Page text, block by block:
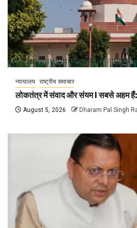
न्यायालय राष्ट्रीय समाचार
लोकतंत्र में संवाद और संयम l सबसे अहम हैं:
August 5, 2026 Dharam Pal Singh